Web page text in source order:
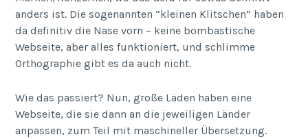
anders ist. Die sogenannten “kleinen Klitschen” haben
da definitiv die Nase vorn – keine bombastische
Webseite, aber alles funktioniert, und schlimme
Orthographie gibt es da auch nicht.
Wie das passiert? Nun, große Läden haben eine
Webseite, die sie dann an die jeweiligen Länder
anpassen, zum Teil mit maschineller Übersetzung.